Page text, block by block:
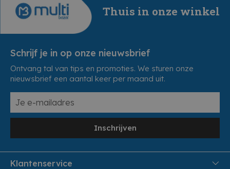
Thuis in onze winkel
Schrijf je in op onze nieuwsbrief
Ontvang tal van tips en promoties. We sturen onze
nieuwsbrief een aantal keer per maand uit.
Inschrijven
Klantenservice